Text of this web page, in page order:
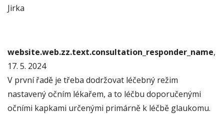
Jirka
website.web.zz.text.consultation_responder_name,
17. 5. 2024
V první řadě je třeba dodržovat léčebný režim
nastavený očním lékařem, a to léčbu doporučenými
očními kapkami určenými primárně k léčbě glaukomu.